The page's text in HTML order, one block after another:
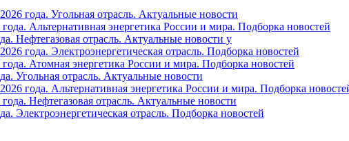
года. Угольная отрасль. Актуальные новости
Альтернативная энергетика России и мира. Подборка новостей
Нефтегазовая отрасль. Актуальные новости у
года. Электроэнергетическая отрасль. Подборка новостей
Атомная энергетика России и мира. Подборка новостей
Угольная отрасль. Актуальные новости
года. Альтернативная энергетика России и мира. Подборка
Нефтегазовая отрасль. Актуальные новости
Электроэнергетическая отрасль. Подборка новостей